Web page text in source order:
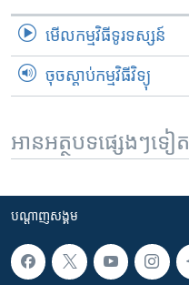
មើល​កម្មវិធី​ទូរទស្សន៍
ចុចស្តាប់កម្មវិធីវិទ្យុ
អានអត្ថបទផ្សេងៗទៀត
បណ្តាញ​សង្គម